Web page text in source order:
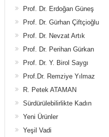
Prof. Dr. Erdoğan Güneş
Prof. Dr. Gürhan Çiftçioğlu
Prof. Dr. Nevzat Artık
Prof. Dr. Perihan Gürkan
Prof. Dr. Y. Birol Saygı
Prof.Dr. Remziye Yılmaz
R. Petek ATAMAN
Sürdürülebilirlikte Kadın
Yeni Ürünler
Yeşil Vadi